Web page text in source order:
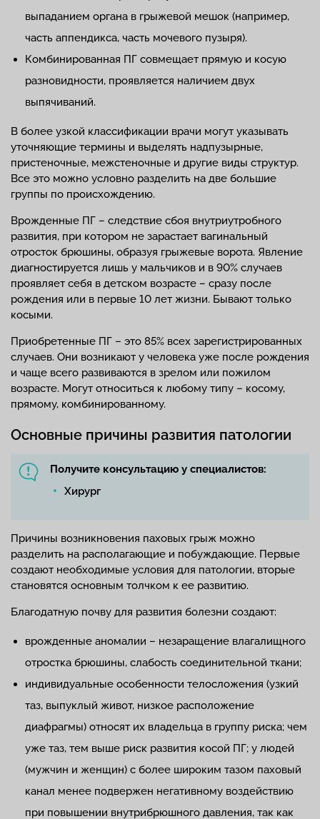
выпаданием органа в грыжевой мешок (например,
часть аппендикса, часть мочевого пузыря).
Комбинированная ПГ совмещает прямую и косую
разновидности, проявляется наличием двух
выпячиваний.
В более узкой классификации врачи могут указывать
уточняющие термины и выделять надпузырные,
пристеночные, межстеночные и другие виды структур.
Все это можно условно разделить на две большие
группы по происхождению.
Врожденные ПГ – следствие сбоя внутриутробного
развития, при котором не зарастает вагинальный
отросток брюшины, образуя грыжевые ворота. Явление
диагностируется лишь у мальчиков и в 90% случаев
проявляет себя в детском возрасте – сразу после
рождения или в первые 10 лет жизни. Бывают только
косыми.
Приобретенные ПГ – это 85% всех зарегистрированных
случаев. Они возникают у человека уже после рождения
и чаще всего развиваются в зрелом или пожилом
возрасте. Могут относиться к любому типу – косому,
прямому, комбинированному.
Основные причины развития патологии
Получите консультацию у специалистов:
Хирург
Причины возникновения паховых грыж можно
разделить на располагающие и побуждающие. Первые
создают необходимые условия для патологии, вторые
становятся основным толчком к ее развитию.
Благодатную почву для развития болезни создают:
врожденные аномалии – незаращение влагалищного
отростка брюшины, слабость соединительной ткани;
индивидуальные особенности телосложения (узкий
таз, выпуклый живот, низкое расположение
диафрагмы) относят их владельца в группу риска; чем
уже таз, тем выше риск развития косой ПГ; у людей
(мужчин и женщин) с более широким тазом паховый
канал менее подвержен негативному воздействию
при повышении внутрибрюшного давления, так как